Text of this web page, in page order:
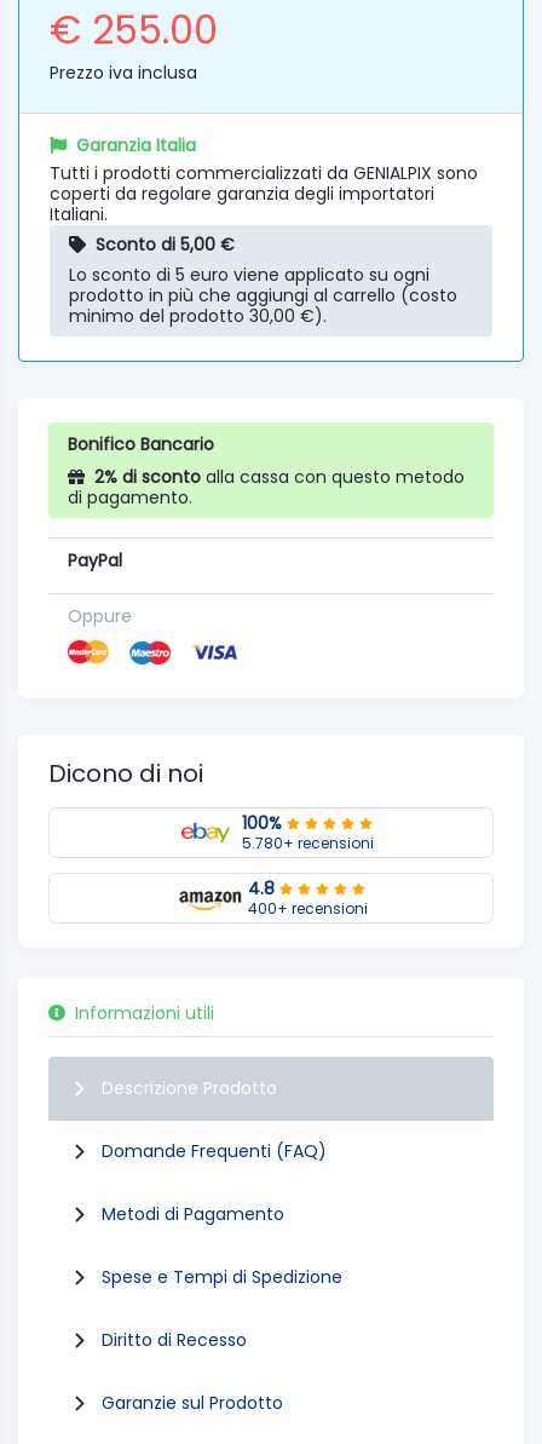
€ 255.00
Prezzo iva inclusa
Garanzia Italia
Tutti i prodotti commercializzati da GENIALPIX sono
coperti da regolare garanzia degli importatori
Italiani.
Sconto di 5,00 €
Lo sconto di 5 euro viene applicato su ogni
prodotto in più che aggiungi al carrello (costo
minimo del prodotto 30,00 €).
Bonifico Bancario
2% di sconto alla cassa con questo metodo
di pagamento.
PayPal
Oppure
Dicono di noi
100%
5.780+ recensioni
4.8
400+ recensioni
Informazioni utili
Descrizione Prodotto
Domande Frequenti (FAQ)
Metodi di Pagamento
Spese e Tempi di Spedizione
Diritto di Recesso
Garanzie sul Prodotto